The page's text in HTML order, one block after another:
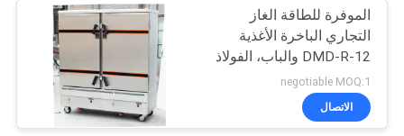
طعام يعالج تجهيز
الموفرة للطاقة الغاز
التجاري الباخرة الأغذية
DMD-R-12 والباب، الفولاذ
المقاوم للصدأ
negotiable MOQ:1
الاتصال